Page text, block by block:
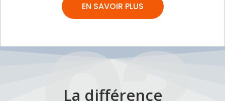
EN SAVOIR PLUS
La différence